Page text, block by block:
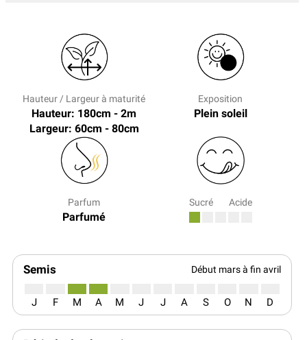
Hauteur / Largeur à maturité
Hauteur: 180cm - 2m
Largeur: 60cm - 80cm
Exposition
Plein soleil
Parfum
Parfumé
Sucré Acide
Semis Début mars à fin avril
J F M A M J J A S O N D